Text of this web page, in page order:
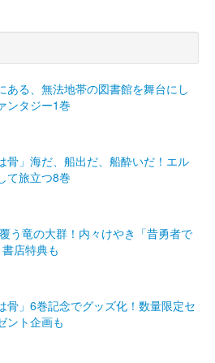
ある、無法地帯の図書館を舞台にし
ンタジー1巻
骨」海だ、船出だ、船酔いだ！エル
て旅立つ8巻
う竜の大群！内々けやき「昔勇者で
店特典も
骨」6巻記念でグッズ化！数量限定セ
ント企画も